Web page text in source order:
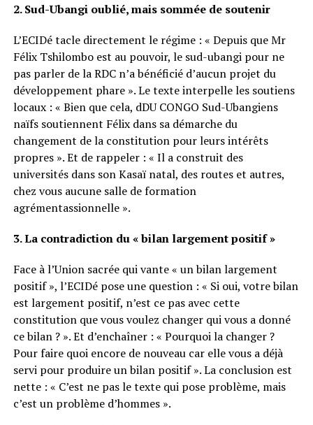
2. Sud-Ubangi oublié, mais sommée de soutenir
L’ECIDé tacle directement le régime : « Depuis que Mr
Félix Tshilombo est au pouvoir, le sud-ubangi pour ne
pas parler de la RDC n’a bénéficié d’aucun projet du
développement phare ». Le texte interpelle les soutiens
locaux : « Bien que cela, dDU CONGO Sud-Ubangiens
naïfs soutiennent Félix dans sa démarche du
changement de la constitution pour leurs intérêts
propres ». Et de rappeler : « Il a construit des
universités dans son Kasaï natal, des routes et autres,
chez vous aucune salle de formation
agrémentassionnelle ».
3. La contradiction du « bilan largement positif »
Face à l’Union sacrée qui vante « un bilan largement
positif », l’ECIDé pose une question : « Si oui, votre bilan
est largement positif, n’est ce pas avec cette
constitution que vous voulez changer qui vous a donné
ce bilan ? ». Et d’enchaîner : « Pourquoi la changer ?
Pour faire quoi encore de nouveau car elle vous a déjà
servi pour produire un bilan positif ». La conclusion est
nette : « C’est ne pas le texte qui pose problème, mais
c’est un problème d’hommes ».